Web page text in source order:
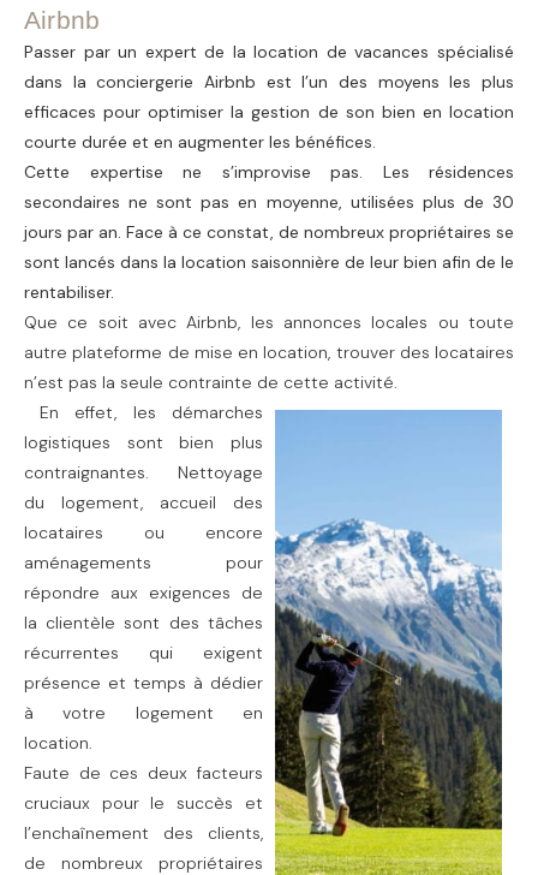
Airbnb
Passer par un expert de la location de vacances spécialisé
dans laconciergerie Airbnb est l’un des moyens les plus
efficaces pour optimiser la gestion de son bien en location
courte durée et en augmenter les bénéfices.
Cette expertise ne s’improvise pas. Les résidences
secondaires ne sont pas en moyenne, utilisées plus de 30
jours par an. Face à ce constat, de nombreux propriétaires se
sont lancés dans la location saisonnière de leur bien afin de le
rentabiliser.
Que ce soit avec Airbnb, les annonces locales ou toute
autre plateforme de mise en location, trouver des locataires
n’est pas la seule contrainte de cette activité.
En effet, les démarches
logistiques sont bien plus
contraignantes. Nettoyage
du logement, accueil des
locataires ou encore
aménagements pour
répondre aux exigences de
la clientèle sont des tâches
récurrentes qui exigent
présence et temps à dédier
à votre logement en
location.
Faute de ces deux facteurs
cruciaux pour le succès et
l’enchaînement des clients,
de nombreux propriétaires